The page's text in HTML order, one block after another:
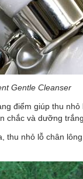
Gentle Cleanser
điểm giúp thu
chắc và dưỡng trắng
nhỏ lỗ chân